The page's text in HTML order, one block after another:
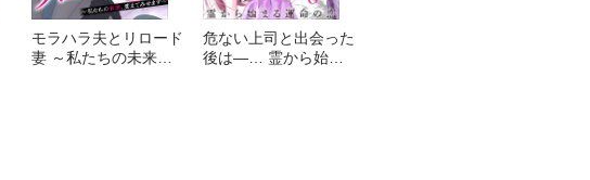
モラハラ夫とリロード
妻 ～私たちの未来、
危ない上司と出会った
後は―… 霊から始ま